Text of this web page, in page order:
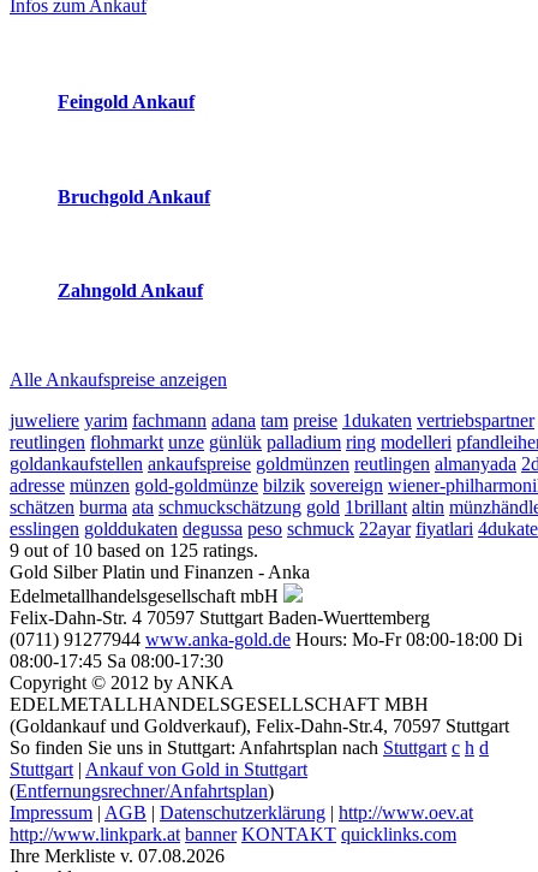
Infos zum Ankauf
Feingold Ankauf
Bruchgold Ankauf
Zahngold Ankauf
Alle Ankaufspreise anzeigen
juweliere yarim fachmann adana tam preise 1dukaten vertriebspartner
reutlingen flohmarkt unze günlük palladium ring modelleri
goldankaufstellen ankaufspreise goldmünzen reutlingen almanyada
adresse münzen gold-goldmünze bilzik sovereign wiener-
schätzen burma ata schmuckschätzung gold 1brillant altin
esslingen golddukaten degussa peso schmuck 22ayar fiyatlari
9 out of 10 based on 125 ratings.
Gold Silber Platin und Finanzen - Anka
Edelmetallhandelsgesellschaft mbH
Felix-Dahn-Str. 4 70597 Stuttgart Baden-Wuerttemberg
(0711) 91277944 www.anka-gold.de Hours: Mo-Fr 08:00-18:00 Di
08:00-17:45 Sa 08:00-17:30
Copyright © 2012 by ANKA
EDELMETALLHANDELSGESELLSCHAFT MBH
(Goldankauf und Goldverkauf), Felix-Dahn-Str.4, 70597 Stuttgart
So finden Sie uns in Stuttgart: Anfahrtsplan nach Stuttgart c h d
Stuttgart | Ankauf von Gold in Stuttgart
(Entfernungsrechner/Anfahrtsplan)
Impressum | AGB | Datenschutzerklärung | http://www.oev.at
http://www.linkpark.at banner KONTAKT quicklinks.com
Ihre Merkliste v. 07.08.2026